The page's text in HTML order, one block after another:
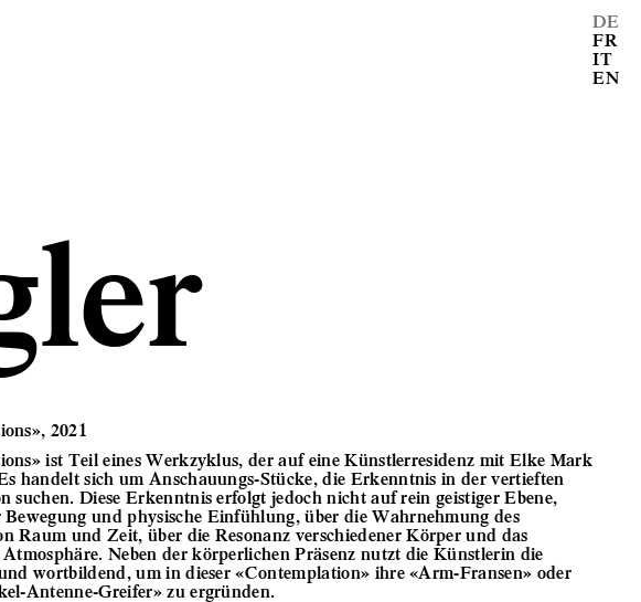
DE
FR
IT
EN
2021
ist Teil eines Werkzyklus, der auf eine Künstlerresidenz mit Elke Mark
handelt sich um Anschauungs-Stücke, die Erkenntnis in der vertieften
suchen. Diese Erkenntnis erfolgt jedoch nicht auf rein geistiger Ebene,
Bewegung und physische Einfühlung, über die Wahrnehmung des
Raum und Zeit, über die Resonanz verschiedener Körper und das
Neben der körperlichen Präsenz nutzt die Künstlerin die
wortbildend, um in dieser «Contemplation» ihre «Arm-Fransen» oder
Antenne-Greifer» zu ergründen.